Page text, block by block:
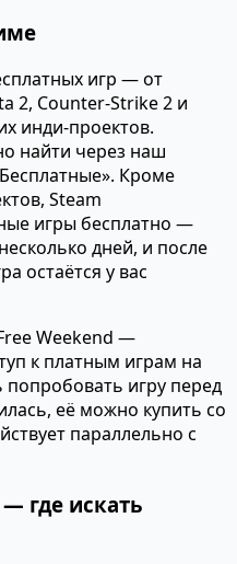
игр — от
2, Counter-Strike 2 и
инди-проектов.
найти через наш
Кроме
Steam
игры бесплатно —
дней, и после
остаётся у вас
Weekend —
к платным играм на
игру перед
её можно купить со
параллельно с
где искать